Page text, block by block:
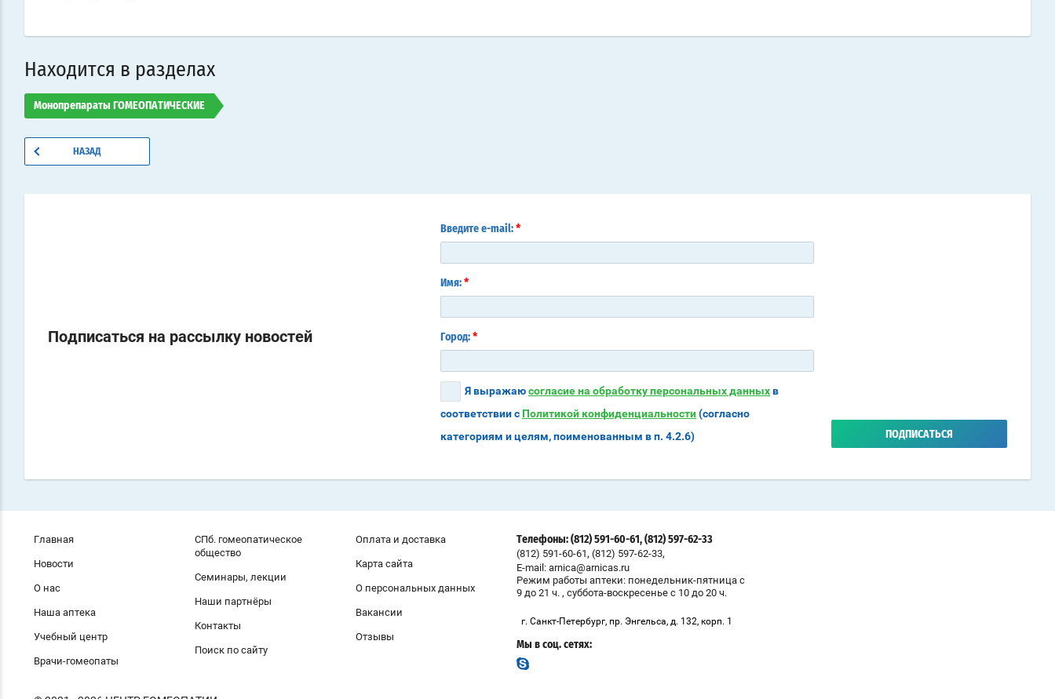
Находится в разделах
Монопрепараты ГОМЕОПАТИЧЕСКИЕ
НАЗАД
Подписаться на рассылку новостей
Введите e-mail: *
Имя: *
Город: *
Я выражаюсогласие на обработку персональных данныхв
соответствии с Политикой конфиденциальности(согласно
категориям и целям, поименованным в п. 4.2.6)
ПОДПИСАТЬСЯ
Главная
Новости
О нас
Наша аптека
Учебный центр
Врачи-гомеопаты
СПб. гомеопатическое
общество
Семинары, лекции
Наши партнёры
Контакты
Поиск по сайту
Оплата и доставка
Карта сайта
О персональных данных
Вакансии
Отзывы
Телефоны: (812) 591-60-61, (812) 597-62-33
(812) 591-60-61 , (812) 597-62-33,
E-mail: arnica@arnicas.ru
Режим работы аптеки: понедельник-пятница с
9 до 21 ч. , суббота-воскресенье с 10 до 20 ч.
г. Санкт-Петербург, пр. Энгельса, д. 132, корп. 1
Мы в соц. сетях: